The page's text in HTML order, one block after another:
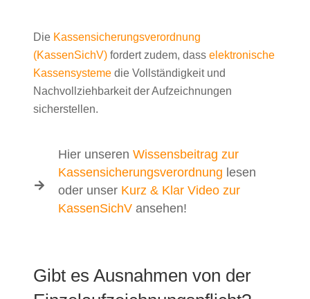
Die Kassensicherungsverordnung
(KassenSichV) fordert zudem, dass elektronische
Kassensysteme die Vollständigkeit und
Nachvollziehbarkeit der Aufzeichnungen
sicherstellen.
Hier unseren Wissensbeitrag zur
Kassensicherungsverordnung lesen
oder unser Kurz & Klar Video zur
KassenSichVansehen!
Gibt es Ausnahmen von der